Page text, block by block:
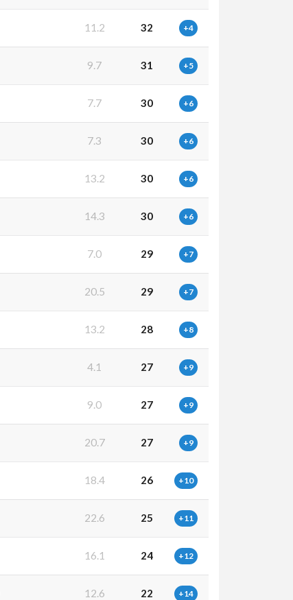
11.2 32 +4
9.7 31 +5
7.7 30 +6
7.3 30 +6
13.2 30 +6
14.3 30 +6
7.0 29 +7
20.5 29 +7
13.2 28 +8
4.1 27 +9
9.0 27 +9
20.7 27 +9
18.4 26 +10
22.6 25 +11
16.1 24 +12
12.6 22 +14